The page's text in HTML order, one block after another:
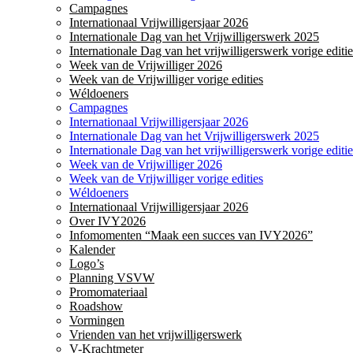
Campagnes
Internationaal Vrijwilligersjaar 2026
Internationale Dag van het Vrijwilligerswerk 2025
Internationale Dag van het vrijwilligerswerk vorige
Week van de Vrijwilliger 2026
Week van de Vrijwilliger vorige edities
Wéldoeners
Campagnes
Internationaal Vrijwilligersjaar 2026
Internationale Dag van het Vrijwilligerswerk 2025
Internationale Dag van het vrijwilligerswerk vorige
Week van de Vrijwilliger 2026
Week van de Vrijwilliger vorige edities
Wéldoeners
Internationaal Vrijwilligersjaar 2026
Over IVY2026
Infomomenten “Maak een succes van IVY2026”
Kalender
Logo’s
Planning VSVW
Promomateriaal
Roadshow
Vormingen
Vrienden van het vrijwilligerswerk
V-Krachtmeter